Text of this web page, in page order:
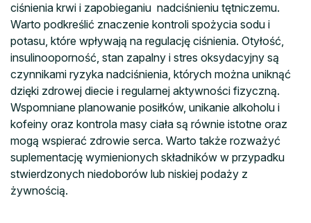
ciśnienia krwi i zapobieganiu nadciśnieniu tętniczemu.
Warto podkreślić znaczenie kontroli spożycia sodu i
potasu, które wpływają na regulację ciśnienia. Otyłość,
insulinooporność, stan zapalny i stres oksydacyjny są
czynnikami ryzyka nadciśnienia, których można uniknąć
dzięki zdrowej diecie i regularnej aktywności fizyczną.
Wspomniane planowanie posiłków, unikanie alkoholu i
kofeiny oraz kontrola masy ciała są równie istotne oraz
mogą wspierać zdrowie serca. Warto także rozważyć
suplementację wymienionych składników w przypadku
stwierdzonych niedoborów lub niskiej podaży z
żywnością.